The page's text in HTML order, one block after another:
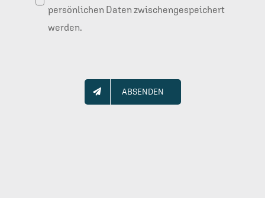
persönlichen Daten zwischengespeichert
werden.
ABSENDEN